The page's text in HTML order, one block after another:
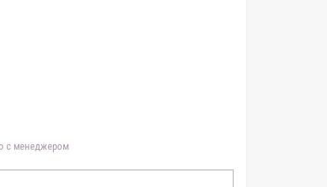
с менеджером